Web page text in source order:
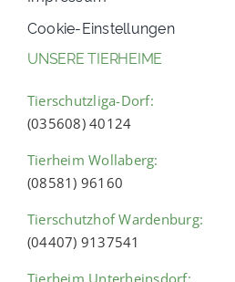
Cookie-Einstellungen
UNSERE TIERHEIME
Tierschutzliga-Dorf:
(035608) 40124
Tierheim Wollaberg:
(08581) 96160
Tierschutzhof Wardenburg:
(04407) 9137541